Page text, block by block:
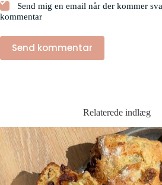
Send mig en email når der kommer
kommentar
Send kommentar
Relaterede indlæg